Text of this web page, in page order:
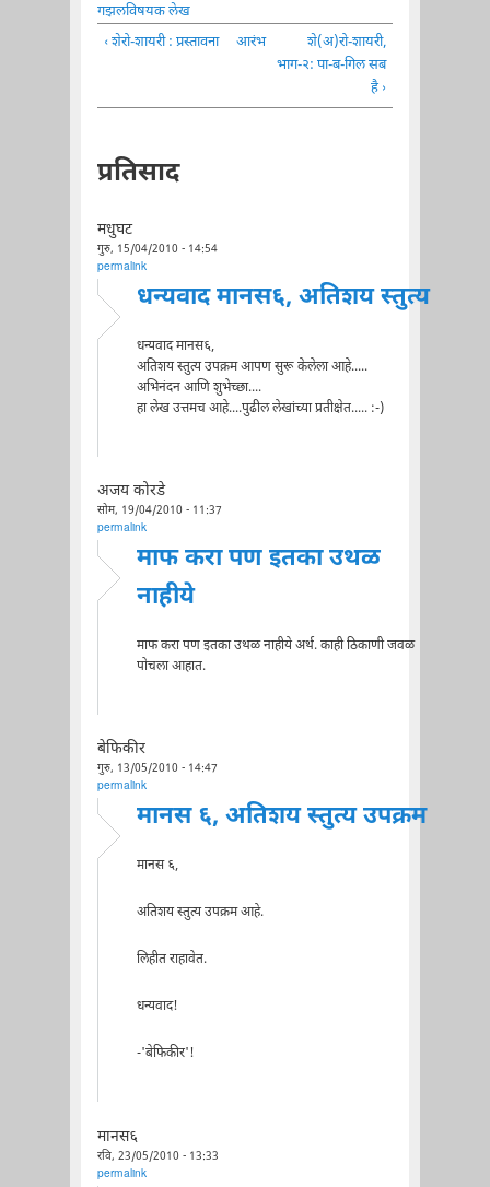
गझलविषयक लेख
‹ शेरो-शायरी : प्रस्तावना
आरंभ
शे(अ)रो-शायरी,
भाग-२: पा-ब-गिल सब
है ›
प्रतिसाद
मधुघट
गुरु, 15/04/2010 - 14:54
permalink
धन्यवाद मानस६, अतिशय स्तुत्य
धन्यवाद मानस६,
अतिशय स्तुत्य उपक्रम आपण सुरू केलेला आहे.....
अभिनंदन आणि शुभेच्छा....
हा लेख उत्तमच आहे....पुढील लेखांच्या प्रतीक्षेत..... :-)
अजय कोरडे
सोम, 19/04/2010 - 11:37
permalink
माफ करा पण इतका उथळ
नाहीये
माफ करा पण इतका उथळ नाहीये अर्थ. काही ठिकाणी जवळ
पोचला आहात.
बेफिकीर
गुरु, 13/05/2010 - 14:47
permalink
मानस ६, अतिशय स्तुत्य उपक्रम
मानस ६,
अतिशय स्तुत्य उपक्रम आहे.
लिहीत राहावेत.
धन्यवाद!
-'बेफिकीर'!
मानस६
रवि, 23/05/2010 - 13:33
permalink